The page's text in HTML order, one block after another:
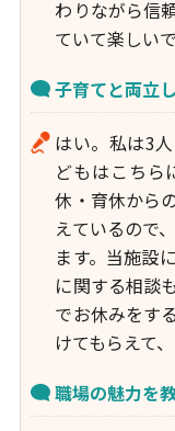
わりながら信
ていて楽しいで
子育てと両立
はい。私は3
どもはこちら
休・育休から
えているので
ます。当施設
に関する相談
でお休みをす
けてもらえて
職場の魅力を